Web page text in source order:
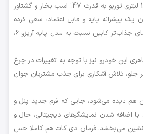
آریزو 6 پرو با موتور 1.5 لیتری توربو به قدرت 147 اسب بخار و گشتاور
یک پیشرانه پایه و قابل اعتماد، سعی کرده
کیفیت سواری را با فضای جذاب‌تر کابین نسبت به مدل پایه آریزو 6،
این خودرو نیز با توجه به تغییرات در چراغ
جلو، تلاش آشکاری برای جذب مشتریان جوان
هم دیده می‌شود، جایی که فرم جدید پنل و
اضافه شدن نمایشگرهای دیجیتالی، حال و
می‌بخشد. فرمان دی کات هم کاملا حس